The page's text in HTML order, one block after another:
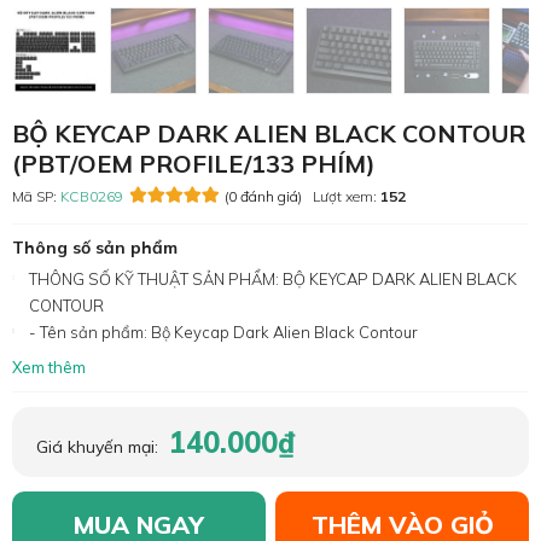
BỘ KEYCAP DARK ALIEN BLACK CONTOUR
(PBT/OEM PROFILE/133 PHÍM)
Mã SP: KCB0269 (0 đánh giá) Lượt xem: 152
Thông số sản phẩm
THÔNG SỐ KỸ THUẬT SẢN PHẨM: BỘ KEYCAP DARK ALIEN BLACK
CONTOUR
- Tên sản phẩm: Bộ Keycap Dark Alien Black Contour
Xem thêm
Giá khuyến mại: 140.000₫
MUA NGAY THÊM VÀO GIỎ